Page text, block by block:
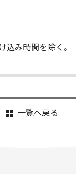
み時間を除く。
一覧へ戻る